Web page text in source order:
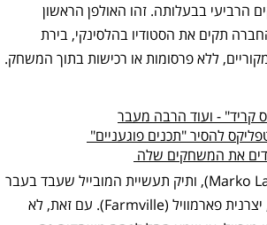
ללא פרסומות או רכישות בתוך המשחק.
קריד" - ועוד הרבה מעבר
להסיר "תכנים פוגעניים"